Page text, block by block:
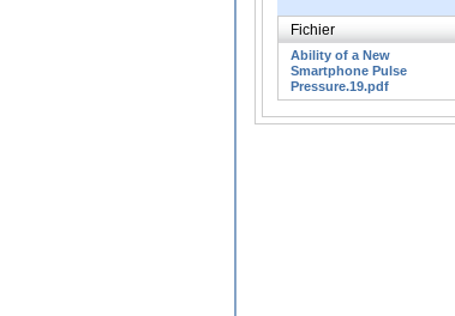
Fichier
Ability of a New
Smartphone Pulse
Pressure.19.pdf